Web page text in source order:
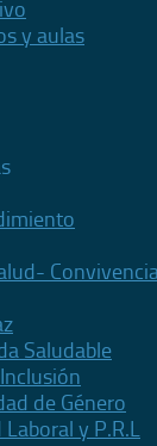
y aulas
Saludable
de Género
y P.R.L